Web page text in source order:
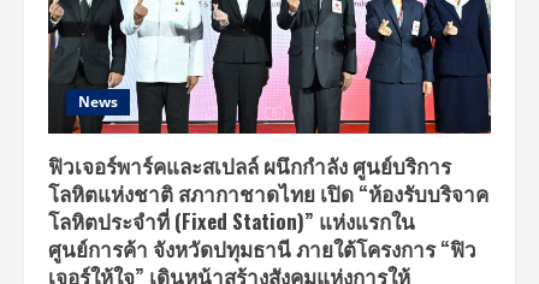
News
ฟิวเจอร์พาร์คและสเปลล์ ผนึกกำลัง ศูนย์บริการ
โลหิตแห่งชาติ สภากาชาดไทย เปิด “ห้องรับบริจาค
โลหิตประจำที่ (Fixed Station)” แห่งแรกใน
ศูนย์การค้า จังหวัดปทุมธานี ภายใต้โครงการ “ฟิว
เจอร์ให้ใจ” เดินหน้าสร้างสังคมแห่งการให้